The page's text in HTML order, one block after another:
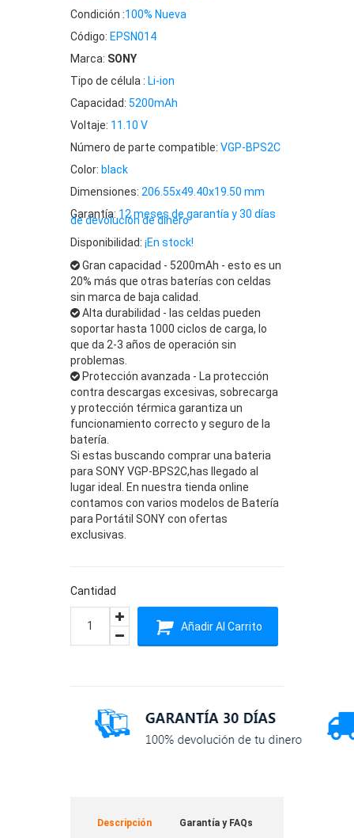
Condición :100% Nueva
Código: EPSN014
Marca: SONY
Tipo de célula : Li-ion
Capacidad: 5200mAh
Voltaje: 11.10 V
Número de parte compatible: VGP-BPS2C
Color: black
Dimensiones: 206.55x49.40x19.50 mm
Garantía: 12 meses de garantía y 30 días
de devolución de dinero
Disponibilidad: ¡En stock!
Gran capacidad - 5200mAh - esto es un
20% más que otras baterías con celdas
sin marca de baja calidad.
Alta durabilidad - las celdas pueden
soportar hasta 1000 ciclos de carga, lo
que da 2-3 años de operación sin
problemas.
Protección avanzada - La protección
contra descargas excesivas, sobrecarga
y protección térmica garantiza un
funcionamiento correcto y seguro de la
batería.
Si estas buscando comprar una bateria
para SONY VGP-BPS2C,has llegado al
lugar ideal. En nuestra tienda online
contamos con varios modelos de Batería
para Portátil SONY con ofertas
exclusivas.
Cantidad
Añadir Al Carrito
Descripción Garantía y FAQs